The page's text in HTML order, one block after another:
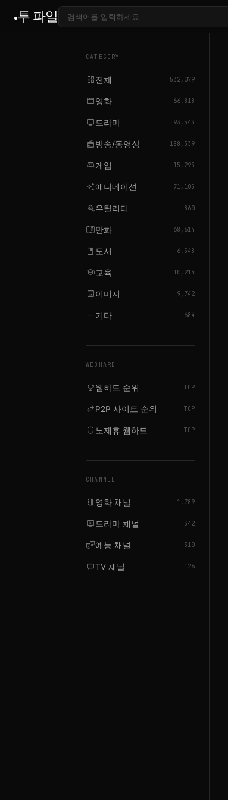
투 파일
CATEGORY
grid_view전체 532,079
movie영화 66,818
tv 드라마 93,543
radio방송/동영상 188,339
sports_esports게임 15,293
auto_awesome애니메이션 71,105
build유틸리티 860
menu_book만화 68,614
book 도서 6,548
school교육 10,214
image이미지 9,742
more_horiz 기타 684
WEBHARD
emoji_events웹하드 순위 TOP
swap_horizP2P 사이트 순위 TOP
shield 노제휴 웹하드 TOP
CHANNEL
local_movies 영화 채널 1,789
live_tv 드라마 채널 342
theater_comedy예능 채널 310
tv_genTV 채널 126